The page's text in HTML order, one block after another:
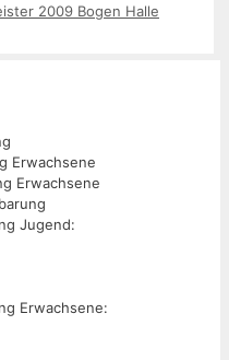
2009 Bogen Halle
Erwachsene
Erwachsene
Jugend:
Erwachsene: